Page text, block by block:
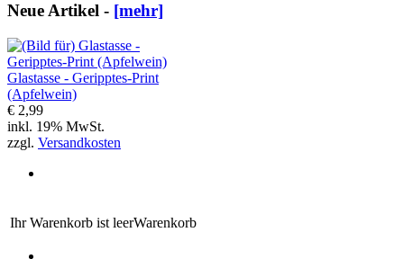
Neue Artikel - [mehr]
Glastasse - Geripptes-Print
(Apfelwein)
€ 2,99
inkl. 19% MwSt.
zzgl. Versandkosten
Ihr Warenkorb ist leerWarenkorb